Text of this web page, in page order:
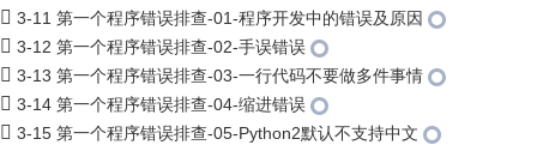
3-11 第一个程序错误排查-01-程序开发中的错误及原因
3-12 第一个程序错误排查-02-手误错误
3-13 第一个程序错误排查-03-一行代码不要做多件事情
3-14 第一个程序错误排查-04-缩进错误
3-15 第一个程序错误排查-05-Python2默认不支持中文